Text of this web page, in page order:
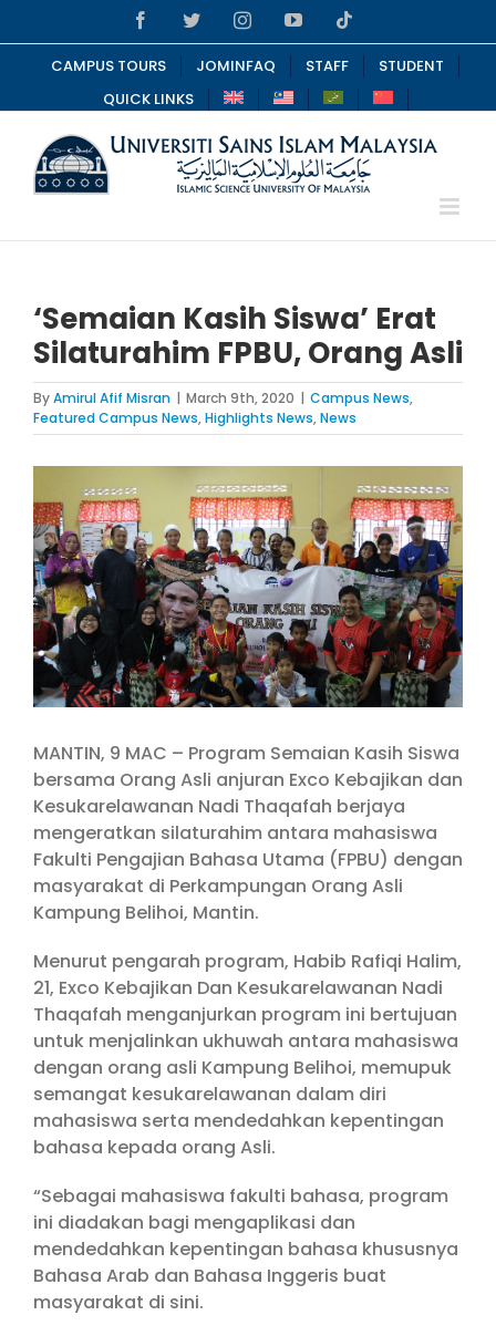
to
content
FacebookTwitterInstagramYouTube
CAMPUS TOURS JOMINFAQ STAFF
STUDENT
QUICK LINKS
‘Semaian Kasih Siswa’ Erat
Silaturahim FPBU, Orang Asli
ByAmirul Afif Misran | March 9th, 2020 | Campus News,
Featured Campus News,Highlights News,News
Larger
Image
MANTIN, 9 MAC – Program Semaian Kasih Siswa
bersama Orang Asli anjuran Exco Kebajikan dan
Kesukarelawanan Nadi Thaqafah berjaya
mengeratkan silaturahim antara mahasiswa
Fakulti Pengajian Bahasa Utama (FPBU) dengan
masyarakat di Perkampungan Orang Asli
Kampung Belihoi, Mantin.
Menurut pengarah program, Habib Rafiqi Halim,
21, Exco Kebajikan Dan Kesukarelawanan Nadi
Thaqafah menganjurkan program ini bertujuan
untuk menjalinkan ukhuwah antara mahasiswa
dengan orang asli Kampung Belihoi, memupuk
semangat kesukarelawanan dalam diri
mahasiswa serta mendedahkan kepentingan
bahasa kepada orang Asli.
“Sebagai mahasiswa fakulti bahasa, program
ini diadakan bagi mengaplikasi dan
mendedahkan kepentingan bahasa khususnya
Bahasa Arab dan Bahasa Inggeris buat
masyarakat di sini.